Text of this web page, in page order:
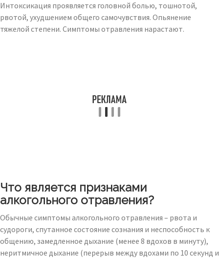
Интоксикация проявляется головной болью, тошнотой,
рвотой, ухудшением общего самочувствия. Опьянение
тяжелой степени. Симптомы отравления нарастают.
Что является признаками
алкогольного отравления?
Обычные симптомы алкогольного отравления – рвота и
судороги, спутанное состояние сознания и неспособность к
общению, замедленное дыхание (менее 8 вдохов в минуту),
неритмичное дыхание (перерыв между вдохами по 10 секунд и